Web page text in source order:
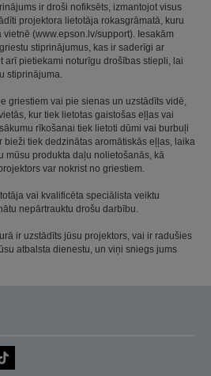
ir droši nofiksēts, izmantojot visus
projektora lietotāja rokasgrāmatā, kuru
(www.epson.lv/support). Iesakām
stiprinājumus, kas ir saderīgi ar
arī pietiekami noturīgu drošības stiepli, lai
stiprinājuma.
griestiem vai pie sienas un uzstādīts vidē,
kur tiek lietotas gaistošas eļļas vai
rīkošanai tiek lietoti dūmi vai burbuļi
bieži tiek dedzinātas aromātiskās eļļas, laika
mūsu produkta daļu nolietošanās, kā
var nokrist no griestiem.
vai kvalificēta speciālista veiktu
nepārtrauktu drošu darbību.
ir uzstādīts jūsu projektors, vai ir radušies
atbalsta dienestu, un viņi sniegs jums